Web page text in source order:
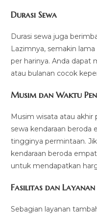
Durasi Sewa
Durasi sewa juga
Lazimnya, semakin
per harinya. Anda dapat
atau bulanan cocok
Musim dan Waktu
Musim wisata atau akhir
sewa kendaraan
tingginya permintaan.
kendaraan beroda
untuk mendapatkan
Fasilitas dan Layanan
Sebagian layanan